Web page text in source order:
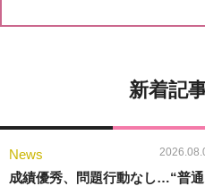
新着記
News
成績優秀、問題行動なし…“普通